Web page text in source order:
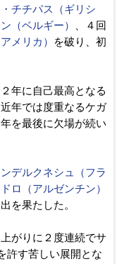
・チチパス（ギリシ
（ベルギー）
、４回
メリカ）
を破り、初
年に自己最高となる
年では度重なるケガ
を最後に欠場が続い
デルクネシュ（フラ
ロ（アルゼンチン）
を果たした。
がりに２度連続でサ
許す苦しい展開とな